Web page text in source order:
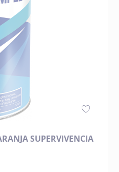
SUPERVIVENCIA